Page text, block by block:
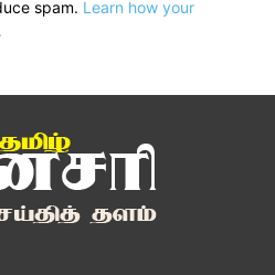
spam. Learn how your